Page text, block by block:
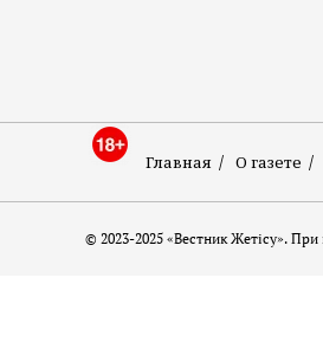
Главная О газете
© 2023-2025 «Вестник Жетісу».